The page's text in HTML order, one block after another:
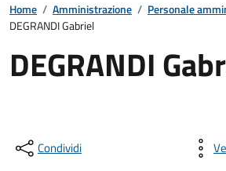
Home / Amministrazione / Personale
DEGRANDI Gabriel
DEGRANDI
Condividi